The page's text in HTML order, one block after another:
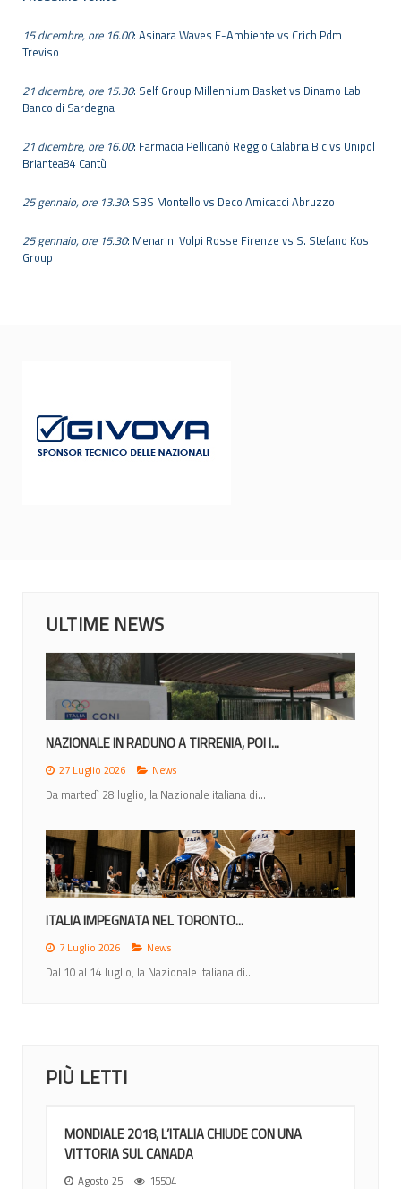
15 dicembre, ore 16.00: Asinara Waves E-Ambiente vs Crich Pdm
Treviso
21 dicembre, ore 15.30: Self Group Millennium Basket vs Dinamo Lab
Banco di Sardegna
21 dicembre, ore 16.00: Farmacia Pellicanò Reggio Calabria Bic vs Unipol
Briantea84 Cantù
25 gennaio, ore 13.30: SBS Montello vs Deco Amicacci Abruzzo
25 gennaio, ore 15.30: Menarini Volpi Rosse Firenze vs S. Stefano Kos
Group
ULTIME NEWS
MONDIALI 2026: IL CALENDARIO DEGLI...
23 Giugno 2026 News
Lunedì 22 giugno la IWBF (International Weechair...
MONDIALI 2026: ITALIA NEL GRUPPO A CON...
12 Giugno 2026 News
Nel sorteggio di Ottawa gli azzurri inseriti nel gruppo di...
PIÙ LETTI
MONDIALE 2018, L’ITALIA CHIUDE CON UNA
VITTORIA SUL CANADA
Agosto 25 15504